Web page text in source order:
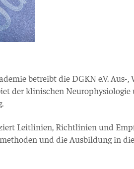
betreibt die DGKN e.V. Aus-,
der klinischen Neurophysiologie
Leitlinien, Richtlinien und
und die Ausbildung in